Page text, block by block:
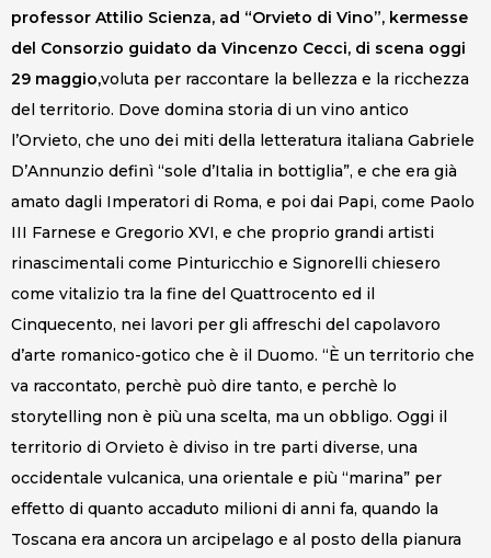
professor Attilio Scienza, ad “Orvieto di Vino”, kermesse
del Consorzio guidato da Vincenzo Cecci, di scena oggi
29 maggio,voluta per raccontare la bellezza e la ricchezza
del territorio. Dove domina storia di un vino antico
l’Orvieto, che uno dei miti della letteratura italiana Gabriele
D’Annunzio definì “sole d’Italia in bottiglia”, e che era già
amato dagli Imperatori di Roma, e poi dai Papi, come Paolo
III Farnese e Gregorio XVI, e che proprio grandi artisti
rinascimentali come Pinturicchio e Signorelli chiesero
come vitalizio tra la fine del Quattrocento ed il
Cinquecento, nei lavori per gli affreschi del capolavoro
d’arte romanico-gotico che è il Duomo. “È un territorio che
va raccontato, perchè può dire tanto, e perchè lo
storytelling non è più una scelta, ma un obbligo. Oggi il
territorio di Orvieto è diviso in tre parti diverse, una
occidentale vulcanica, una orientale e più “marina” per
effetto di quanto accaduto milioni di anni fa, quando la
Toscana era ancora un arcipelago e al posto della pianura